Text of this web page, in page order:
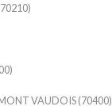
VAUDOIS (70400)